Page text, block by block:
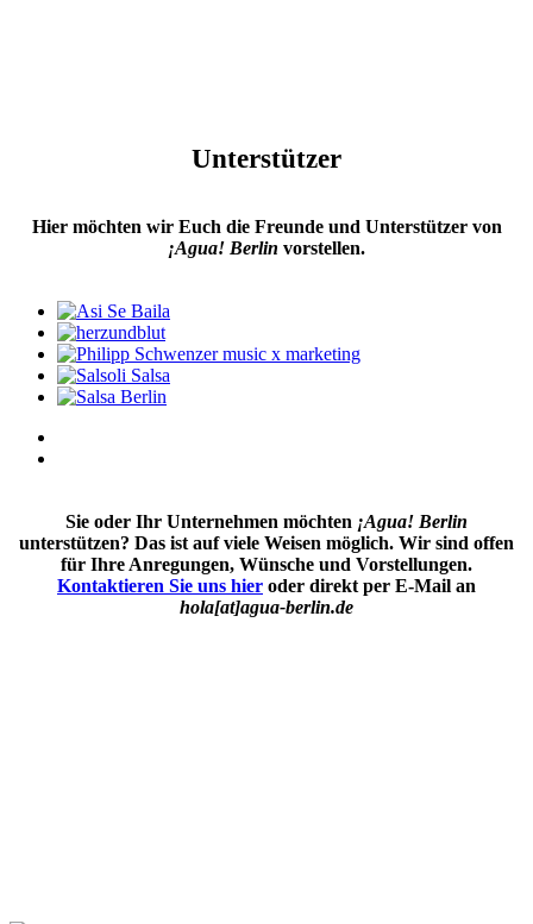
Unterstützer
Hier möchten wir Euch die Freunde und Unterstützer von
¡Agua! Berlin vorstellen.
Sie oder Ihr Unternehmen möchten ¡Agua! Berlin
unterstützen? Das ist auf viele Weisen möglich. Wir sind offen
für Ihre Anregungen, Wünsche und Vorstellungen.
Kontaktieren Sie uns hier oder direkt per E-Mail an
hola[at]agua-berlin.de